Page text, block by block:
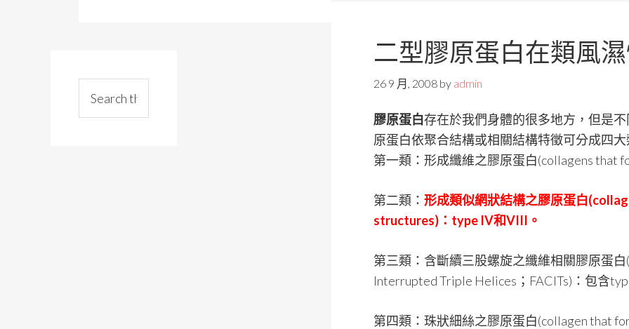
二型膠原蛋白在類風
26 9 月, 2008 by admin
膠原蛋白存在於我們身體的很多地方，但是
原蛋白依聚合結構或相關結構特徵可分成四
第一類：形成纖維之膠原蛋白(collagens
第二類： 形成類似網狀結構之膠原蛋白
structures)：type IV和VIII。
第三類：含斷續三股螺旋之纖維相關膠原蛋
Interrupted Triple Helices；FACITs)：包含
第四類：珠狀細絲之膠原蛋白(collagen that